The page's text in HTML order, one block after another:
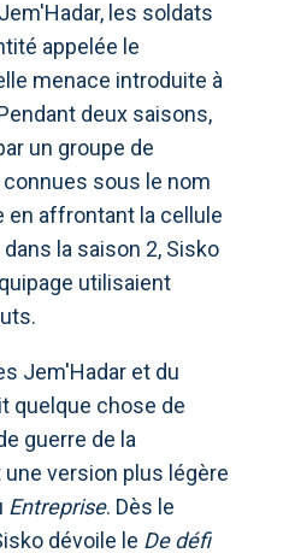
les soldats
appelée le
menace introduite à
deux saisons,
un groupe de
sous le nom
en affrontant la cellule
la saison 2, Sisko
utilisaient
Jem'Hadar et du
quelque chose de
guerre de la
version plus légère
Entreprise. Dès le
dévoile le De défi